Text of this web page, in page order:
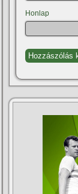
Honlap